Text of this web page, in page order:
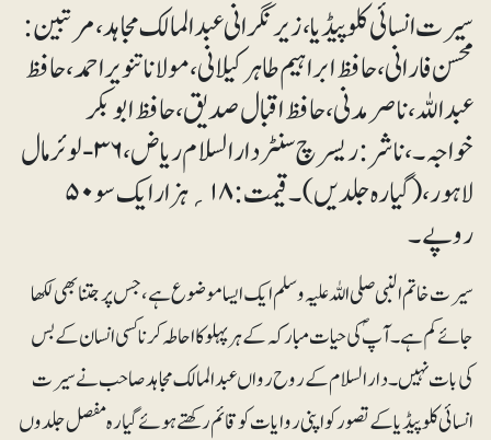
سیرت انسائی کلو پیڈیا ، زیر نگرانی عبد المالک مجاہد، مرتبین :
محسن فارانی ، حافظ ابراہیم طاہر کیلانی، مولانا تنویر احمد ، حافظ
عبداللہ ، ناصر مدنی، حافظ اقبال صدیق ، حافظ ابو بکر
خواجہ۔، ناشر: ریسرچ سنٹر دارالسلام ریاض، ۳۶-لوئر مال
لاہور، (گیارہ جلدیں) ۔ قیمت: ۱۸ ؍ہزار ایک سو ۵۰
روپے۔
سیرت خاتم النبی صلی اللہ علیہ وسلم ایک ایسا موضوع ہے ، جس پر جتنا بھی لکھا
جائے کم ہے۔ آپؐ کی حیات مبارکہ کے ہر پہلو کا احاطہ کرنا کسی انسان کے بس
کی بات نہیں۔ دارالسلام کے روح رواں عبدالمالک مجاہد صاحب نے سیرت
انسائی کلو پیڈیا کے تصور کو اپنی روایات کو قائم رکھتے ہوئے گیارہ مفصل جلدوں